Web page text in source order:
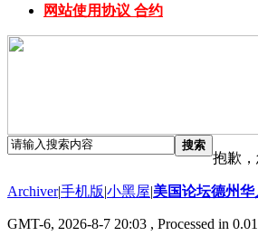
网站使用协议 合约
搜索
抱歉
Archiver|手机版|小黑屋|美国论坛德州华
GMT-6, 2026-8-7 20:03 , Processed in